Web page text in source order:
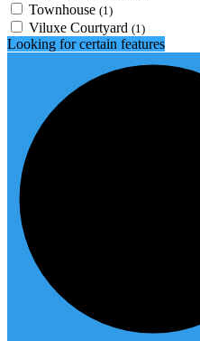
Townhouse (1)
Viluxe Courtyard (1)
Looking for certain features